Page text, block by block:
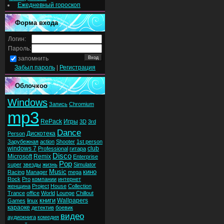
Ежедневный гороскоп
Форма входа
Логин:
Пароль:
запомнить
Забыл пароль
Регистрация
Облочкоо
Windows Запись Chromium
mp3 RePack Игры 3D 3rd
Person Дискотека Dance
Зарубежная action Shooter 1st person
windows 7 Professional гитара club
Microsoft Remix Disco Enterprise
super звезды жизнь Pop Simulator
Racing Manager Music mega кино
Rock Pro компании интернет
женщина Project House Collection
Trance office World Lounge Chillout
Games linux книги Wallpapers
караоке детектив боевик
аудиокнига комедия видео